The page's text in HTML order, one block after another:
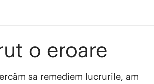
o eroare
sa remediem lucrurile, am